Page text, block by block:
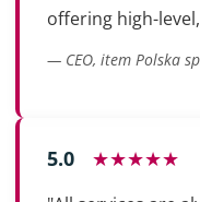
offering high-
— CEO, item Polska
5.0 ★★★★★